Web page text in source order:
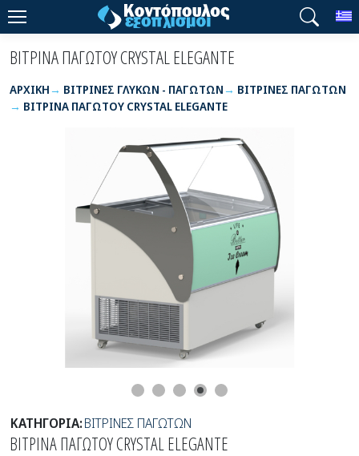
ΒΙΤΡΙΝΑ ΠΑΓΩΤΟΥ CRYSTAL ELEGANTE
ΑΡΧΙΚΉ ΒΙΤΡΙΝΕΣ ΓΛΥΚΩΝ - ΠΑΓΩΤΩΝ
ΒΙΤΡΙΝΕΣ ΠΑΓΩΤΩΝ
ΒΙΤΡΙΝΑ ΠΑΓΩΤΟΥ CRYSTAL ELEGANTE
ΚΑΤΗΓΟΡΙΑ:ΒΙΤΡΙΝΕΣ ΠΑΓΩΤΩΝ
ΒΙΤΡΙΝΑ ΠΑΓΩΤΟΥ CRYSTAL ELEGANTE